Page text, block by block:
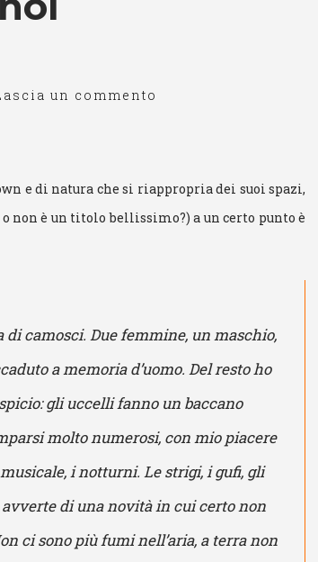
un commento
e di natura che si riappropria dei suoi spazi,
non è un titolo bellissimo?) a un certo punto è
camosci. Due femmine, un maschio,
a memoria d’uomo. Del resto ho
gli uccelli fanno un baccano
molto numerosi, con mio piacere
i notturni. Le strigi, i gufi, gli
avverte di una novità in cui certo non
ci sono più fumi nell’aria, a terra non